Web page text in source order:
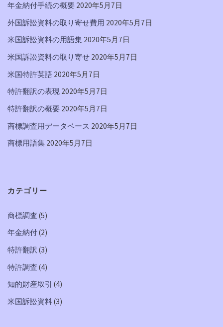
年金納付手続の概要 2020年5月7日
外国訴訟資料の取り寄せ費用 2020年5月7日
米国訴訟資料の用語集 2020年5月7日
米国訴訟資料の取り寄せ 2020年5月7日
米国特許英語 2020年5月7日
特許翻訳の表現 2020年5月7日
特許翻訳の概要 2020年5月7日
商標調査用データベース 2020年5月7日
商標用語集 2020年5月7日
カテゴリー
商標調査 (5)
年金納付(2)
特許翻訳 (3)
特許調査 (4)
知的財産取引 (4)
米国訴訟資料(3)